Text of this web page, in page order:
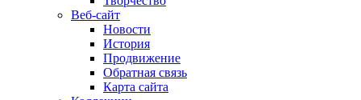
Веб-сайт
Новости
История
Продвижение
Обратная связь
Карта сайта